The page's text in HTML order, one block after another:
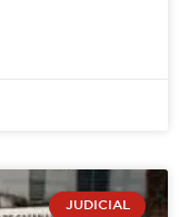
JUDICIAL